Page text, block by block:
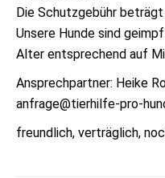
Die Schutzgebühr beträgt
Unsere Hunde sind
Alter entsprechend auf
Ansprechpartner: Heike
anfrage@tierhilfe-pro-
freundlich, verträglich,